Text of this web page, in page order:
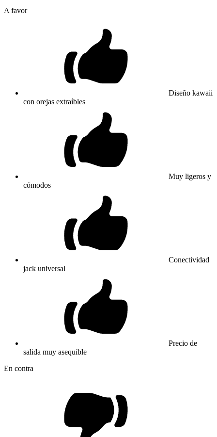
A favor
Diseño kawaii
con orejas extraíbles
Muy ligeros y
cómodos
Conectividad
jack universal
Precio de
salida muy asequible
En contra